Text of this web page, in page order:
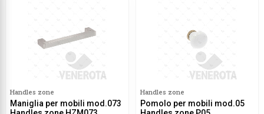
Handles zone
Maniglia per mobili mod.073
Handles zone
Pomolo per mobili mod.05